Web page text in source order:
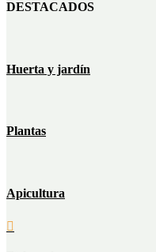
DESTACADOS
Huerta y jardín
Plantas
Apicultura
